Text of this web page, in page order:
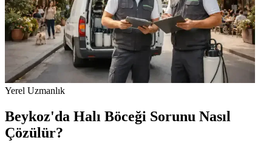
Yerel Uzmanlık
Beykoz'da Halı Böceği Sorunu Nasıl
Çözülür?